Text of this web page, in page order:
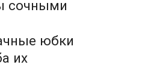
сочными
юбки
их